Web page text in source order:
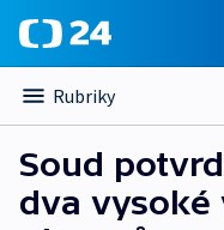
Rubriky
Soud
dva vysoké